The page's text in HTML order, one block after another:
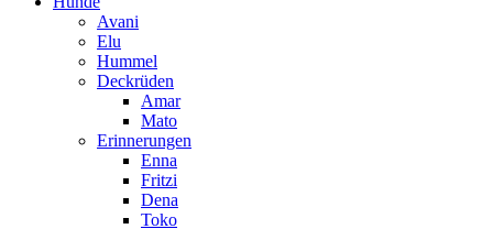
Avani
Elu
Hummel
Deckrüden
Amar
Mato
Erinnerungen
Enna
Fritzi
Dena
Toko